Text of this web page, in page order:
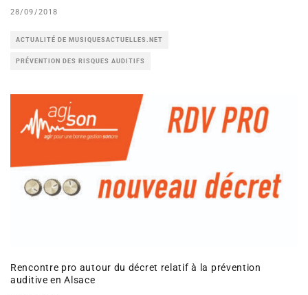
28/09/2018
ACTUALITÉ DE MUSIQUESACTUELLES.NET
PRÉVENTION DES RISQUES AUDITIFS
Rencontre pro autour du décret relatif à la prévention
auditive en Alsace